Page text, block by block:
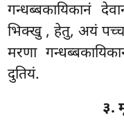
गन्धब्बकायिकानं
भिक्खु , हेतु, अयं
मरणा
दुतियं.
३.